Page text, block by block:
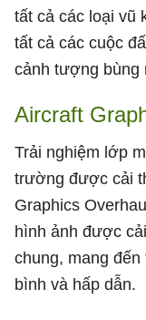
tất cả các loại vũ
tất cả các cuộc
cảnh tượng bùng
Aircraft
Trải nghiệm lớp
trường được cải
Graphics
hình ảnh được
chung, mang
bình và hấp dẫn.